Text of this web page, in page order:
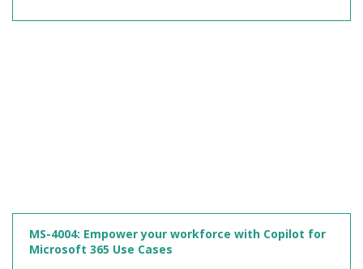
MS-4004: Empower your workforce with Copilot for
Microsoft 365 Use Cases